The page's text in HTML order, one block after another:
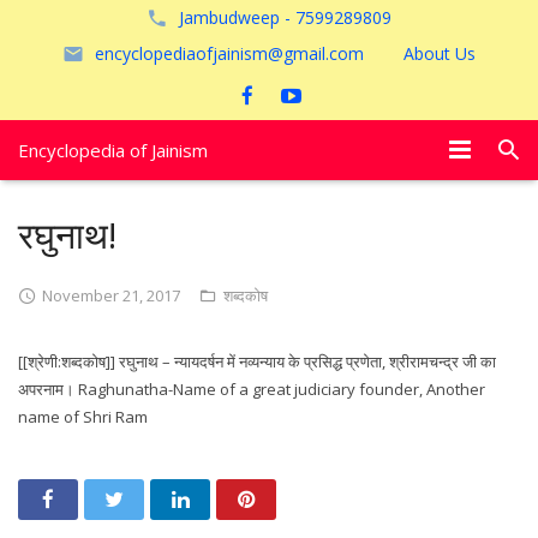
Jambudweep - 7599289809
encyclopediaofjainism@gmail.com
About Us
Encyclopedia of Jainism
पूजायें
अयोध्या
रघुनाथ!
November 21, 2017 शब्दकोष
[[श्रेणी:शब्दकोष]] रघुनाथ – न्यायदर्षन में नव्यन्याय के प्रसिद्ध प्रणेता, श्रीरामचन्द्र जी का
अपरनाम। Raghunatha-Name of a great judiciary founder, Another
name of Shri Ram